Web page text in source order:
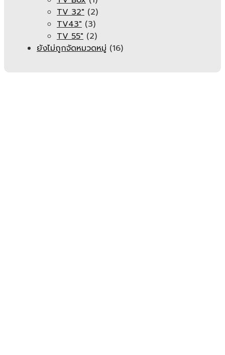
TV 32" (2)
TV43" (3)
TV 55" (2)
ยังไม่ถูกจัดหมวดหมู่ (16)